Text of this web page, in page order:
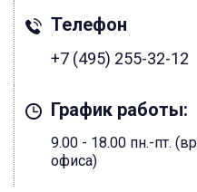
Телефон
+7 (495) 255-32-12
График работы:
9.00 - 18.00 пн.-пт.
офиса)